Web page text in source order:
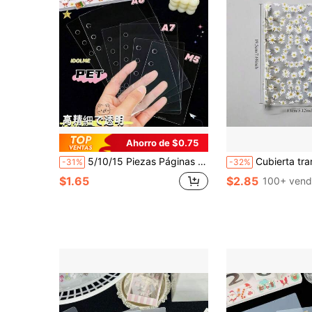
Ahorro de $0.75
-31% 5/10/15 Piezas Páginas divisoras transparentes de PET A6/A7/M5, Páginas interiores de libro de pegatinas DIY, IDOLME, Páginas divisoras de PET de alta transparencia, Insertos de encuadernador de hojas sueltas transparentes, Adecuado para manuales, libros de pegatinas, libros sellados, respaldos de pegatinas, cubiertas de cuadernos, planificadores de presupuesto, útiles escolares, papelería de oficina, actividades de cultura otaku, etc. (Estilo aleatorio)
$1.65
-32% Cubierta transparente de PVC con margaritas
$2.85 100+